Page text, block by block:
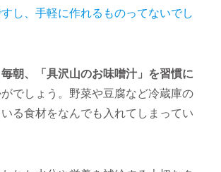
し、手軽に作れるものってないでし
毎朝、「具沢山のお味噌汁」を習慣に
でしょう。野菜や豆腐など冷蔵庫の
る食材をなんでも入れてしまってい